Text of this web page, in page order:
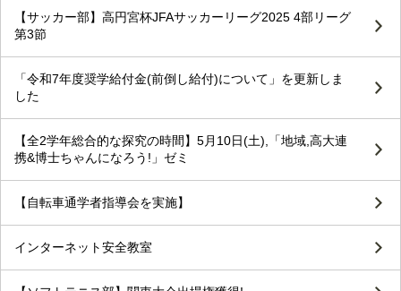
【サッカー部】高円宮杯JFAサッカーリーグ2025 4部リーグ
第3節
「令和7年度奨学給付金(前倒し給付)について」を更新しま
した
【全2学年総合的な探究の時間】5月10日(土),「地域,高大連
携&博士ちゃんになろう!」ゼミ
【自転車通学者指導会を実施】
インターネット安全教室